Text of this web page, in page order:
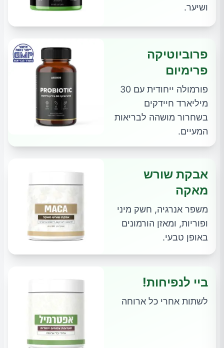
ושיער.
פרוביוטיקה
פרימיום
פורמולה ייחודית עם 30
מיליארד חיידקים
בשחרור מושהה לבריאות
המעיים.
אבקת שורש
מאקה
משפר אנרגיה, חשק מיני
ופוריות, ומאזן הורמונים
באופן טבעי.
ביי לנפיחות!
לשתות אחרי כל ארוחה